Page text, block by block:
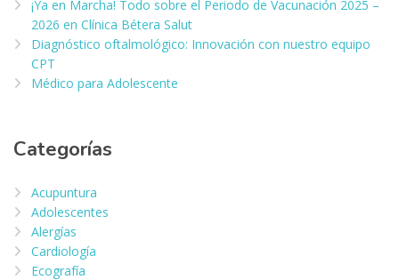
¡Ya en Marcha! Todo sobre el Periodo de Vacunación 2025 –
2026 en Clínica Bétera Salut
Diagnóstico oftalmológico: Innovación con nuestro equipo
CPT
Médico para Adolescente
Categorías
Acupuntura
Adolescentes
Alergías
Cardiología
Ecografía